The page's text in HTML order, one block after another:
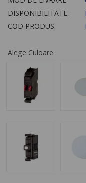
DISPONIBILITATE:
COD PRODUS:
Alege Culoare